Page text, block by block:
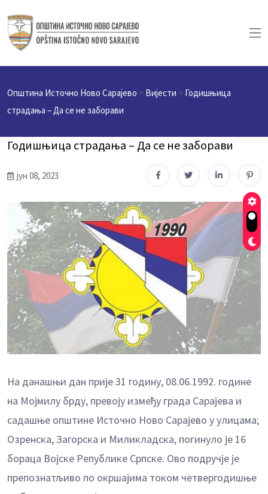
Општина Источно Ново Сарајево > Вијести > Годишњица
страдања – Да се не заборави
Годишњица страдања – Да се не заборави
јун 08, 2023
На данашњи дан прије 31 годину, 08.06.1992. године
на Мојмилу брду, превоју између града Сарајева и
садашње општине Источно Ново Сарајево у улицама;
Озренска, Загорска и Миликладска, погинуло је 16
бораца Војске Републике Српске. Ово подручје је
препознатљиво по окршајима током четвергодишње